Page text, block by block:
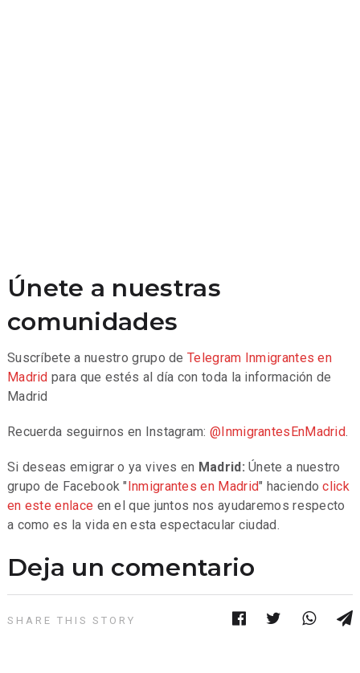
Únete a nuestras
comunidades
Suscríbete a nuestro grupo deTelegram Inmigrantes en
Madrid para que estés al día con toda la información de
Madrid
Recuerda seguirnos en Instagram: @InmigrantesEnMadrid.
Si deseas emigrar o ya vives en Madrid:Únete a nuestro
grupo de Facebook "Inmigrantes en Madrid" haciendoclick
en este enlace en el que juntos nos ayudaremos respecto
a como es la vida en esta espectacular ciudad.
Deja un comentario
SHARE THIS STORY